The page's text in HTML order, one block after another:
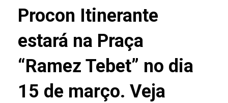
Procon Itinerante
estará na Praça
“Ramez Tebet” no dia
15 de março. Veja